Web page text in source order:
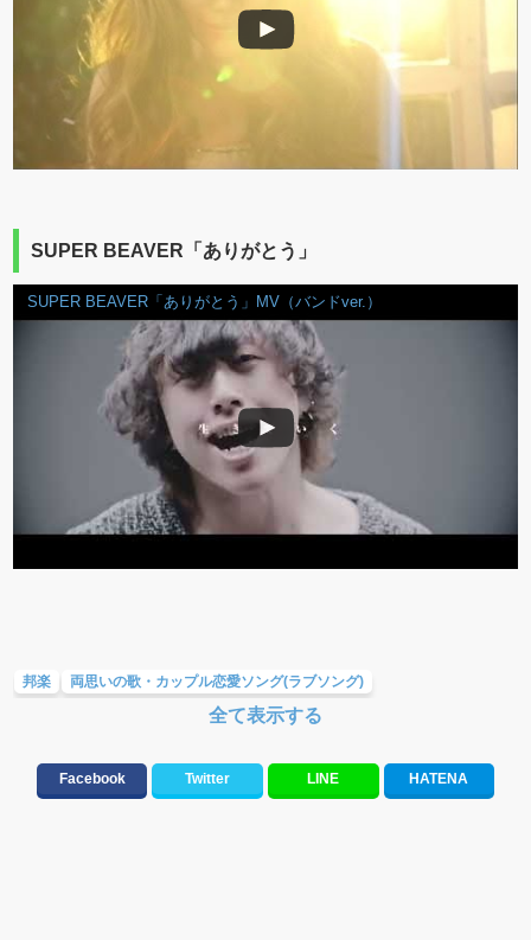
SUPER BEAVER「ありがとう」
SUPER BEAVER「ありがとう」MV（バンドver.）
邦楽 両思いの歌・カップル恋愛ソング(ラブソング)
大切な人に贈る歌&ありがとうソング(感謝の歌)
テンションが上がる歌&盛り上がる曲
全て表示する
Facebook Twitter LINE HATENA